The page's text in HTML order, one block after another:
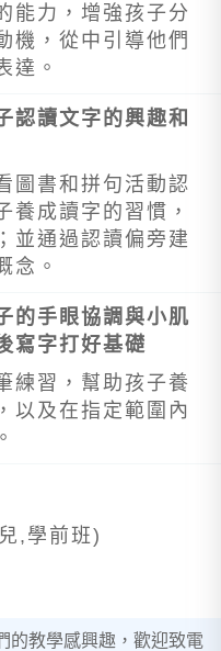
能力，增強孩子分
機，從中引導他們
達。
認讀文字的興趣和
圖書和拼句活動認
養成讀字的習慣，
並通過認讀偏旁建
念。
的手眼協調與小肌
寫字打好基礎
練習，幫助孩子養
以及在指定範圍內
,學前班)
的教學感興趣，歡迎致電